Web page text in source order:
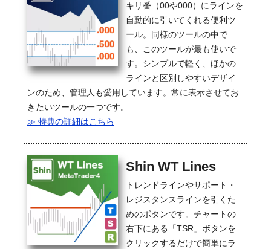
キリ番（00や000）にラインを
自動的に引いてくれる便利ツ
ール。同様のツールの中で
も、このツールが最も使いで
す。シンプルで軽く、ほかの
ラインと区別しやすいデザイ
ンのため、管理人も愛用しています。常に表示させてお
きたいツールの一つです。
≫ 特典の詳細はこちら
Shin WT Lines
トレンドラインやサポート・
レジスタンスラインを引くた
めのボタンです。チャートの
右下にある「TSR」ボタンを
クリックするだけで簡単にラ